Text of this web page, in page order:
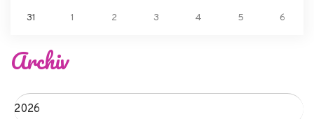
31 1 2 3 4 5 6
Archiv
2026